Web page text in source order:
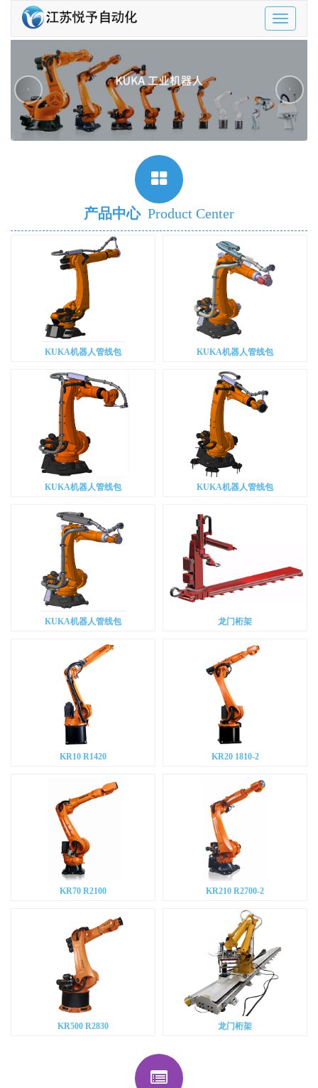
Toggle
‹ ›
产品中心 Product Center
KUKA机器人管线包 KUKA机器人管线包
KUKA机器人管线包 KUKA机器人管线包
KUKA机器人管线包 龙门桁架
KR10 R1420 KR20 1810-2
KR70 R2100 KR210 R2700-2
KR500 R2830 龙门桁架